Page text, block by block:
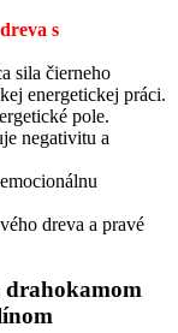
s
sila čierneho
energetickej práci.
pole.
negativitu a
dreva a pravé